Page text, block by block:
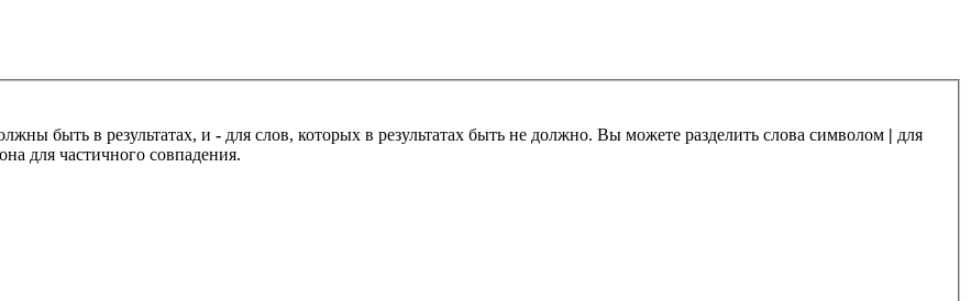
быть в результатах, и - для слов, которых в результатах быть не должно. Вы можете разделить слова символом | для
для частичного совпадения.